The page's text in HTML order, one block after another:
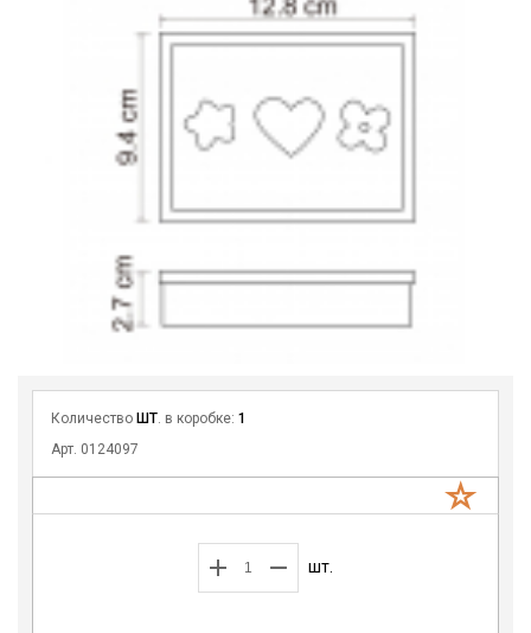
Количество ШТ. в коробке: 1
Арт. 0124097
шт.